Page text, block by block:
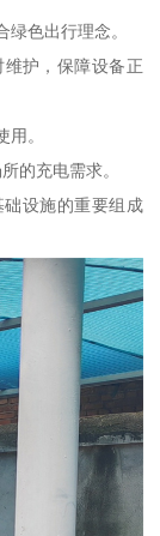
色出行理念。
护，保障设备正
。
的充电需求。
设施的重要组成